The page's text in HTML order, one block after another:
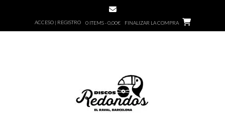
ACCESO | REGISTRO 0 ITEMS - 0,00€ FINALIZAR LA COMPRA